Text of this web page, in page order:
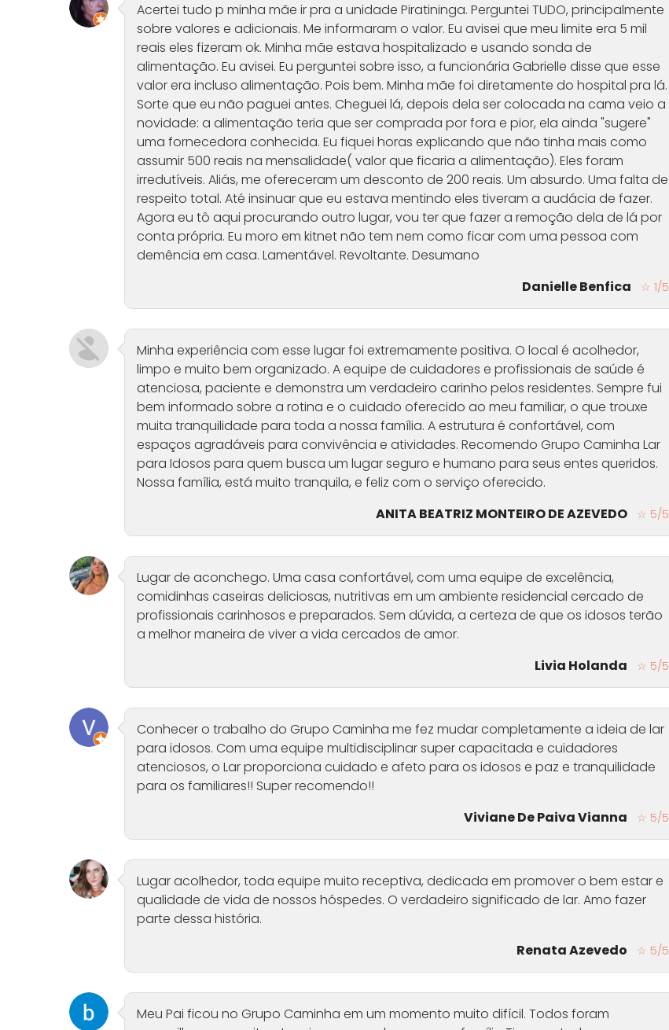
Acertei tudo p minha mãe ir pra a unidade Piratininga. Perguntei TUDO, principalmente
sobre valores e adicionais. Me informaram o valor. Eu avisei que meu limite era 5 mil
reais eles fizeram ok. Minha mãe estava hospitalizado e usando sonda de
alimentação. Eu avisei. Eu perguntei sobre isso, a funcionária Gabrielle disse que esse
valor era incluso alimentação. Pois bem. Minha mãe foi diretamente do hospital pra lá.
Sorte que eu não paguei antes. Cheguei lá, depois dela ser colocada na cama veio a
novidade: a alimentação teria que ser comprada por fora e pior, ela ainda "sugere"
uma fornecedora conhecida. Eu fiquei horas explicando que não tinha mais como
assumir 500 reais na mensalidade( valor que ficaria a alimentação). Eles foram
irredutíveis. Aliás, me ofereceram um desconto de 200 reais. Um absurdo. Uma falta de
respeito total. Até insinuar que eu estava mentindo eles tiveram a audácia de fazer.
Agora eu tô aqui procurando outro lugar, vou ter que fazer a remoção dela de lá por
conta própria. Eu moro em kitnet não tem nem como ficar com uma pessoa com
demência em casa. Lamentável. Revoltante. Desumano
Danielle Benfica
☆ 1/5
Minha experiência com esse lugar foi extremamente positiva. O local é acolhedor,
limpo e muito bem organizado. A equipe de cuidadores e profissionais de saúde é
atenciosa, paciente e demonstra um verdadeiro carinho pelos residentes. Sempre fui
bem informado sobre a rotina e o cuidado oferecido ao meu familiar, o que trouxe
muita tranquilidade para toda a nossa família. A estrutura é confortável, com
espaços agradáveis para convivência e atividades. Recomendo Grupo Caminha Lar
para Idosos para quem busca um lugar seguro e humano para seus entes queridos.
Nossa família, está muito tranquila, e feliz com o serviço oferecido.
ANITA BEATRIZ MONTEIRO DE AZEVEDO
☆ 5/5
Lugar de aconchego. Uma casa confortável, com uma equipe de excelência,
comidinhas caseiras deliciosas, nutritivas em um ambiente residencial cercado de
profissionais carinhosos e preparados. Sem dúvida, a certeza de que os idosos terão
a melhor maneira de viver a vida cercados de amor.
Livia Holanda
☆ 5/5
Conhecer o trabalho do Grupo Caminha me fez mudar completamente a ideia de lar
para idosos. Com uma equipe multidisciplinar super capacitada e cuidadores
atenciosos, o Lar proporciona cuidado e afeto para os idosos e paz e tranquilidade
para os familiares!! Super recomendo!!
Viviane De Paiva Vianna
☆ 5/5
Lugar acolhedor, toda equipe muito receptiva, dedicada em promover o bem estar e
qualidade de vida de nossos hóspedes. O verdadeiro significado de lar. Amo fazer
parte dessa história.
Renata Azevedo
☆ 5/5
Meu Pai ficou no Grupo Caminha em um momento muito difícil. Todos foram